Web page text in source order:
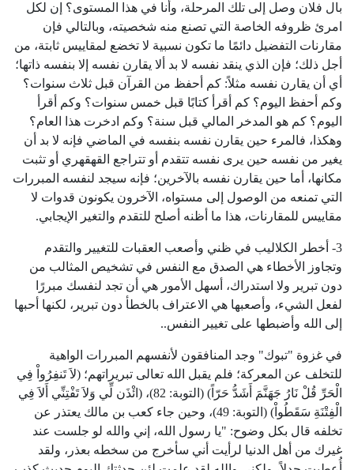
بال فلان وصل إلى تلك المرحلة، وأنا في هذا المستوى؟ إن لكل
امرئ ظروفه الخاصة التي تصنع منه شخصيته، وبالتالي فإن
مقارنات التفضيل دائمًا ما تكون نسبية لا تخضع لمقاييس ثابتة، من
أجل ذلك؛ فإن الذي ينقد نفسه لا بد ألا يقارن نفسه إلا بنفسه ذاتها؛
أي أن يقارن نفسه مثلاً: كم أحفظ من القرآن قبل ثلاث سنوات؟
وكم أحفظ اليوم؟ كم أقرأ كتابًا قبل خمس سنوات؟ وكم أقرأ
اليوم؟ كم هو المدخر المالي قبل سنة؟ وكم ادخرت هذا العام؟
وهكذا، فالمرء حين يقارن نفسه بنفسه في الماضي فإنه لا بد أن
يغير من نفسه حين يرى نفسه تتقدم أو تتراجع القهقهري أو تثبت
مكانها، أما حين يقارن نفسه بالآخرين؛ فإنه سيجد لنفسه المبررات
التي تمنعه من الوصول إلى مستواه، الآخرون يكونون قدوات لا
مقاييس للمقارنات، هذا ما أظنه أصلح للتقدم والتغير الإيجابي.
3- أخطر الكلاليب في ظني وأصعب العقبات للتغيير والتقدم
وتجاوز الأخطاء هي الصدق مع النفس في تشخيص المثالب من
دون تبرير ولا استدراك، أسهل الأمور هي أن تجد لنفسك مبررًا
لفعل الشيء، وأصعبها هي الاعتراف بالخطأ دون تبرير، لكنها أحبها
إلى الله وأضبطها على تغيير النفس..
في غزوة "تبوك" وجد المنافقون لأنفسهم المبررات الواهية
للتخلف عن المعركة؛ فلم يقبل الله تعالى تبريراتهم؛ (لاَ تَنفِرُواْ فِي
الْحَرِّ قُلْ نَارُ جَهَنَّمَ أَشَدُّ حَرّاً) (التوبة: 82)، (ائْذَن لِّي وَلاَ تَفْتِنِّي أَلاَ فِي
الْفِتْنَةِ سَقَطُواْ) (التوبة: 49)، وحين جاء كعب بن مالك يعتذر عن
تخلفه قال بكل وضوح: "يا رسول الله، إني والله لو جلست عند
غيرك من أهل الدنيا لرأيت أني سأخرج من سخطه بعذر، ولقد